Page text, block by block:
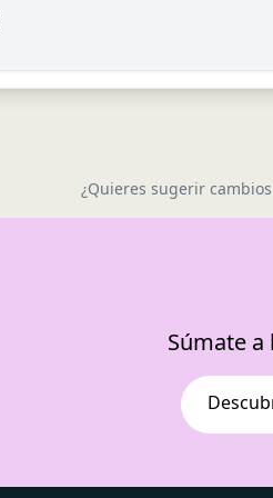
¿Quieres sugerir
Súmate